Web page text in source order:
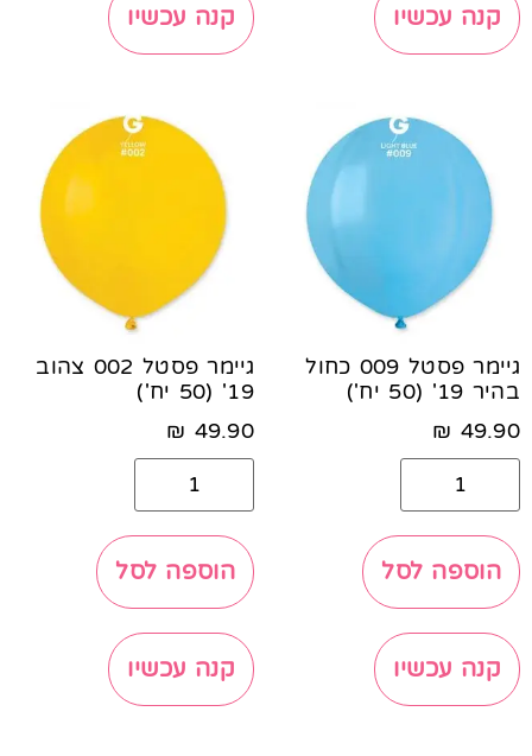
קנה עכשיו קנה עכשיו
גיימר פסטל 009 כחול
בהיר 19' (50 יח')
49.90
₪
הוספה לסל
קנה עכשיו
גיימר פסטל 002 צהוב
19' (50 יח')
49.90
₪
הוספה לסל
קנה עכשיו